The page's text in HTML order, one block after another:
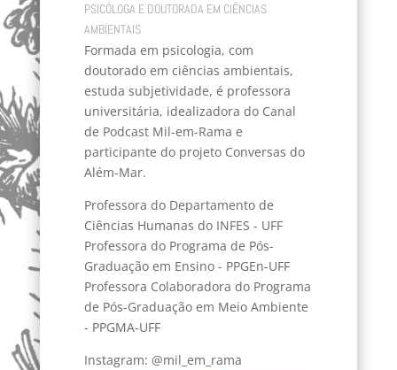
PSICÓLOGA E DOUTORADA EM CIÊNCIAS
AMBIENTAIS
Formada em psicologia, com
doutorado em ciências ambientais,
estuda subjetividade, é professora
universitária, idealizadora do Canal
de Podcast Mil-em-Rama e
participante do projeto Conversas do
Além-Mar.
Professora do Departamento de
Ciências Humanas do INFES - UFF
Professora do Programa de Pós-
Graduação em Ensino - PPGEn-UFF
Professora Colaboradora do Programa
de Pós-Graduação em Meio Ambiente
- PPGMA-UFF
Instagram: @mil_em_rama